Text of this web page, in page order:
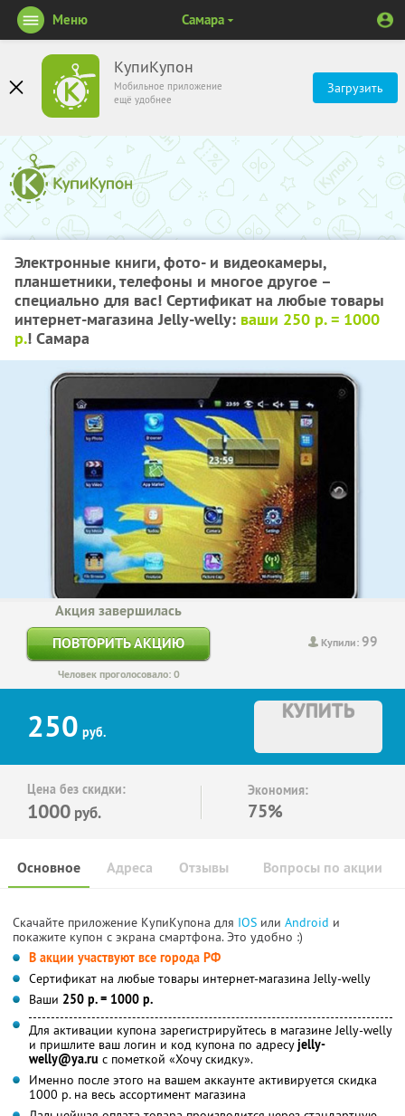
КупиКупон
Мобильное приложение
ещё удобнее
Загрузить
Меню Самара
Электронные книги, фото- и видеокамеры,
планшетники, телефоны и многое другое –
специально для вас! Сертификат на любые товары
интернет-магазина Jelly-welly: ваши 250 р. = 1000
р.! Самара
Купили:99
Акция завершилась
ПОВТОРИТЬ АКЦИЮ
Человек проголосовало: 0
250 руб.
КУПИТЬ
Цена без скидки:
1000 руб.
Экономия:
75%
Основное Отзывы Вопросы по акции
Адреса
Скачайте приложение КупиКупона для IOS или Android и
покажите купон с экрана смартфона. Это удобно :)
В акции участвуют все города РФ
Сертификат на любые товары интернет-магазина Jelly-welly
Ваши 250 р. = 1000 р.
Для активации купона зарегистрируйтесь в магазине Jelly-welly
и пришлите ваш логин и код купона по адресуjelly-
welly@ya.ru c пометкой «Хочу скидку».
Именно после этого на вашем аккаунте активируется скидка
1000 р. на весь ассортимент магазина